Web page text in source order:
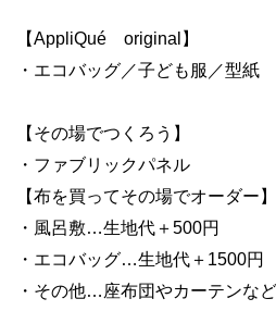
【AppliQué original】
・エコバッグ／子ども服／型紙
【その場でつくろう】
・ファブリックパネル
【布を買ってその場でオーダー】
・風呂敷…生地代＋500円
・エコバッグ…生地代＋1500円
・その他…座布団やカーテンな